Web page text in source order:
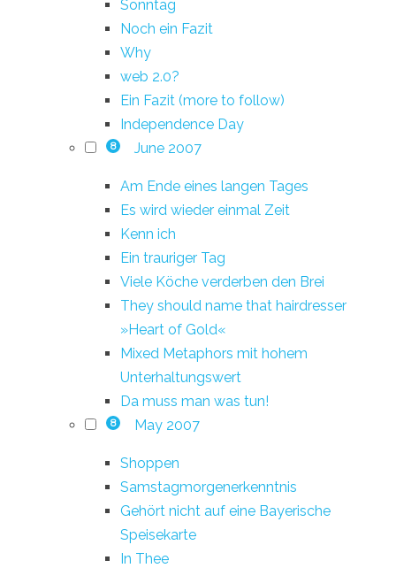
Sonntag
Noch ein Fazit
Why
web 2.0?
Ein Fazit (more to follow)
Independence Day
8 June 2007
Am Ende eines langen Tages
Es wird wieder einmal Zeit
Kenn ich
Ein trauriger Tag
Viele Köche verderben den Brei
They should name that hairdresser
»Heart of Gold«
Mixed Metaphors mit hohem
Unterhaltungswert
Da muss man was tun!
8 May 2007
Shoppen
Samstagmorgenerkenntnis
Gehört nicht auf eine Bayerische
Speisekarte
In Thee